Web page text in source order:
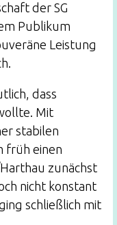
der SG
Publikum
Leistung
dass
Mit
stabilen
früh einen
zunächst
nicht konstant
schließlich mit